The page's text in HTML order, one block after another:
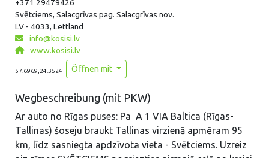
+371 29479426
Svētciems, Salacgrīvas pag. Salacgrīvas nov.
LV - 4033, Lettland
info@kosisi.lv
www.kosisi.lv
57.6969,24.3524 Öffnen mit
Wegbeschreibung (mit PKW)
Ar auto no Rīgas puses: Pa A 1 VIA Baltica (Rīgas-
Tallinas) šoseju braukt Tallinas virzienā apmēram 95
km, līdz sasniegta apdzīvota vieta - Svētciems. Uzreiz